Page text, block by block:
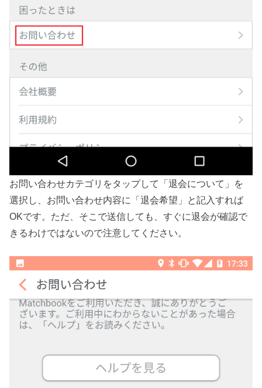
お問い合わせカテゴリをタップして「退会について」を
選択し、お問い合わせ内容に「退会希望」と記入すれば
OKです。ただ、そこで送信しても、すぐに退会が確認で
きるわけではないので注意してください。